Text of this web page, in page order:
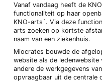
Vanaf vandaag heeft de
functionaliteit op haar
KNO-arts`. Via deze
arts zoeken op kortste
naam van een ziekenhuis.
Miocrates bouwde de
website als de ledenwebsite
andere de werkgegevens
opvraagbaar uit de centrale